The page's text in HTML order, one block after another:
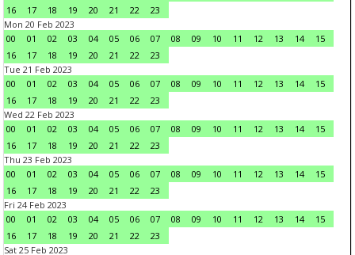
16
17 18 19 20 21 22
23
Mon 20 Feb 2023
00
01 02 03 04 05 06 07 08 09 10 11 12 13 14
15
16
17 18 19 20 21 22
23
Tue 21 Feb 2023
00
01 02 03 04 05 06 07 08 09 10 11 12 13 14
15
16
17 18 19 20 21 22
23
Wed 22 Feb 2023
00
01 02 03 04 05 06 07 08 09 10 11 12 13 14
15
16
17 18 19 20 21 22
23
Thu 23 Feb 2023
00
01 02 03 04 05 06 07 08 09 10 11 12 13 14
15
16
17 18 19 20 21 22
23
Fri 24 Feb 2023
00
01 02 03 04 05 06 07 08 09 10 11 12 13 14
15
16
17 18 19 20 21 22
23
Sat 25 Feb 2023